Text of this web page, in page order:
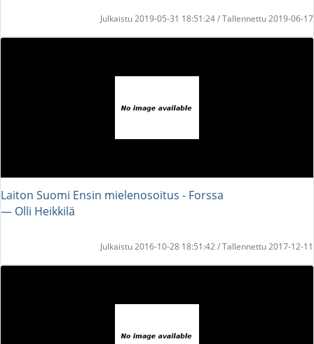
Julkaistu 2019-05-31 18:51:24 / Tallennettu 2019-06-17
Laiton Suomi Ensin mielenosoitus - Forssa
― Olli Heikkilä
Julkaistu 2016-10-28 18:51:42 / Tallennettu 2017-12-11